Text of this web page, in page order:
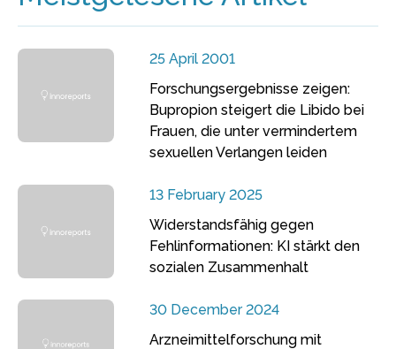
25 April 2001
Forschungsergebnisse zeigen:
Bupropion steigert die Libido bei
Frauen, die unter vermindertem
sexuellen Verlangen leiden
13 February 2025
Widerstandsfähig gegen
Fehlinformationen: KI stärkt den
sozialen Zusammenhalt
30 December 2024
Arzneimittelforschung mit